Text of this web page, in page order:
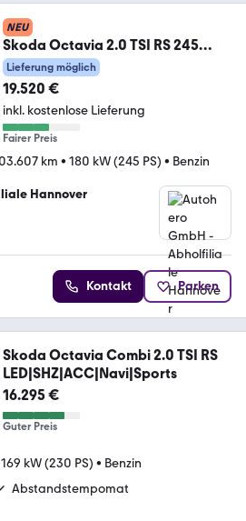
NEU
Skoda Octavia 2.0 TSI RS 245
Aut.*LED*NAVI*TEMPO*PDC*
Lieferung möglich
19.520 €
inkl. kostenlose Lieferung
Fairer Preis
km • 180 kW (245 PS) • Benzin
Hannover
Kontakt Parken
Skoda Octavia Combi 2.0 TSI RS
LED|SHZ|ACC|Navi|Sports
16.295 €
Guter Preis
169 kW (230 PS) • Benzin
Abstandstempomat